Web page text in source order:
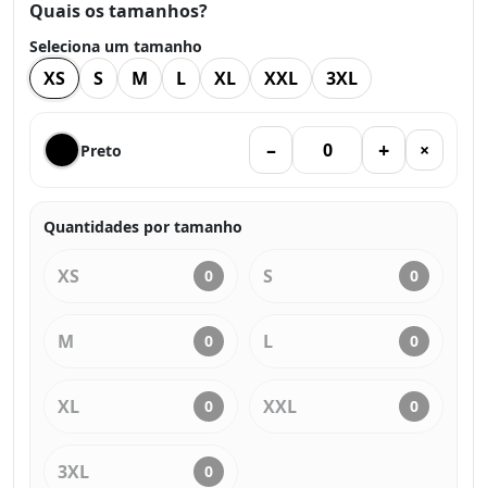
Quais os tamanhos?
Seleciona um tamanho
XS S M L XL XXL 3XL
Preto – + ×
Quantidades por tamanho
XS 0 S 0
M 0 L 0
XL 0 XXL 0
3XL 0